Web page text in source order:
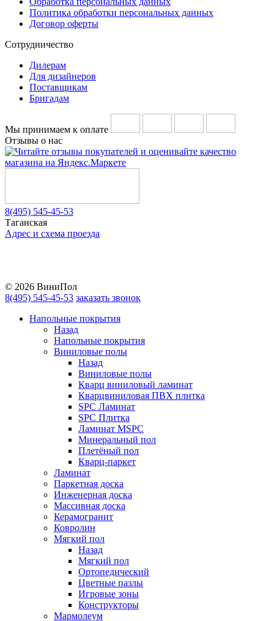
Политика обработки персональных данных
Договор оферты
Сотрудничество
Дилерам
Для дизайнеров
Поставщикам
Бригадам
Мы принимаем к оплате
Отзывы о нас
8(495) 545-45-53
Таганская
Адрес и схема проезда
© 2026 ВиниПол
8(495) 545-45-53 заказать звонок
Напольные покрытия
Назад
Напольные покрытия
Виниловые полы
Назад
Виниловые полы
Кварц виниловый ламинат
Кварцвиниловая ПВХ плитка
SPC Ламинат
SPC Плитка
Ламинат MSPC
Минеральный пол
Плетёный пол
Кварц-паркет
Ламинат
Паркетная доска
Инженерная доска
Массивная доска
Керамогранит
Ковролин
Мягкий пол
Назад
Мягкий пол
Ортопедический
Цветные пазлы
Игровые зоны
Конструкторы
Мармолеум